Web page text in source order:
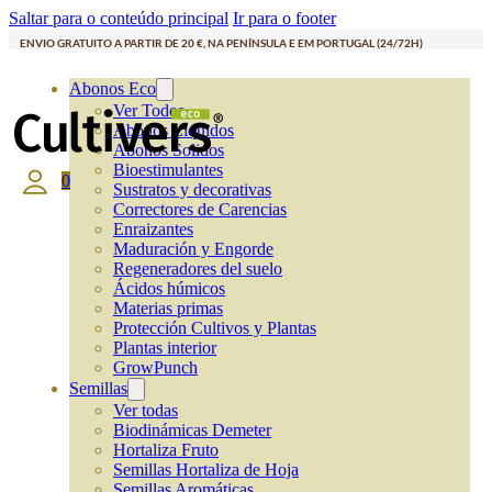
Saltar para o conteúdo principal Ir para o footer
ENVIO GRATUITO A PARTIR DE 20 €, NA PENÍNSULA E EM PORTUGAL (24/72H)
Abonos Eco
Ver Todos
Abonos Líquidos
Abonos Solidos
Bioestimulantes
Sustratos y decorativas
Correctores de Carencias
Enraizantes
Maduración y Engorde
Regeneradores del suelo
Ácidos húmicos
Materias primas
Protección Cultivos y Plantas
Plantas interior
GrowPunch
Semillas
Ver todas
Biodinámicas Demeter
Hortaliza Fruto
Semillas Hortaliza de Hoja
0